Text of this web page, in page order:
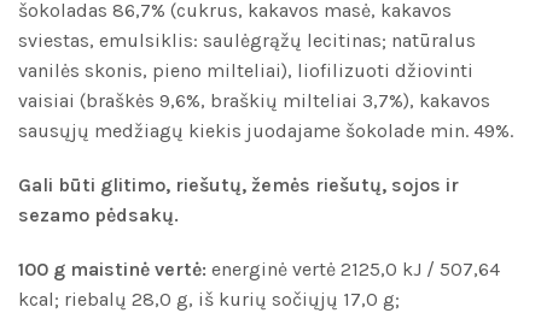
šokoladas 86,7% (cukrus, kakavos masė, kakavos
sviestas, emulsiklis: saulėgrąžų lecitinas; natūralus
vanilės skonis, pieno milteliai), liofilizuoti džiovinti
vaisiai (braškės 9,6%, braškių milteliai 3,7%), kakavos
sausųjų medžiagų kiekis juodajame šokolade min. 49%.
Gali būti glitimo, riešutų, žemės riešutų, sojos ir
sezamo pėdsakų.
100 g maistinė vertė: energinė vertė 2125,0 kJ / 507,64
kcal; riebalų 28,0 g, iš kurių sočiųjų 17,0 g;